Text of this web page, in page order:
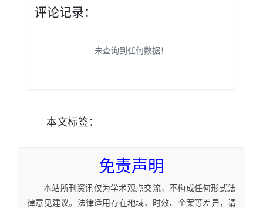
评论记录：
未查询到任何数据！
本文标签：
免责声明
本站所刊资讯仅为学术观点交流，不构成任何形式法
律意见建议。法律适用存在地域、时效、个案等差异，请